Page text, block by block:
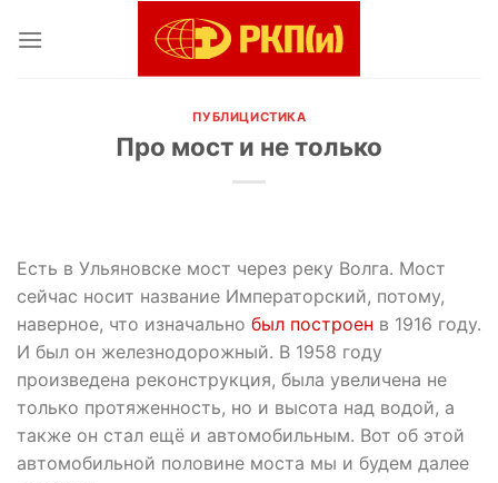
ПУБЛИЦИСТИКА
Про мост и не только
Есть в Ульяновске мост через реку Волга. Мост
сейчас носит название Императорский, потому,
наверное, что изначально был построен в 1916 году.
И был он железнодорожный. В 1958 году
произведена реконструкция, была увеличена не
только протяженность, но и высота над водой, а
также он стал ещё и автомобильным. Вот об этой
автомобильной половине моста мы и будем далее